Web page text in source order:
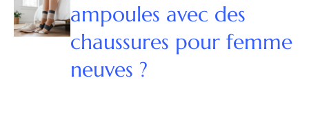
ampoules avec des
chaussures pour femme
neuves ?